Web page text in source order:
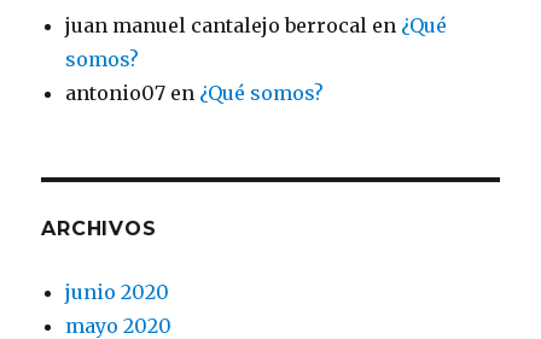
juan manuel cantalejo berrocal en ¿Qué
somos?
antonio07 en ¿Qué somos?
ARCHIVOS
junio 2020
mayo 2020